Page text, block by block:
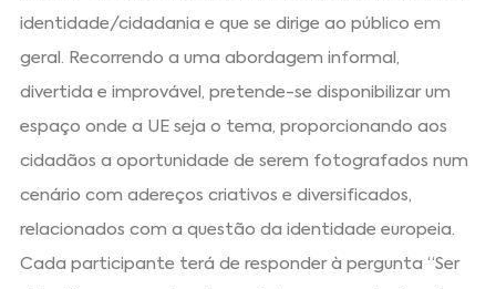
identidade/cidadania e que se dirige ao público em
geral. Recorrendo a uma abordagem informal,
divertida e improvável, pretende-se disponibilizar um
espaço onde a UE seja o tema, proporcionando aos
cidadãos a oportunidade de serem fotografados num
cenário com adereços criativos e diversificados,
relacionados com a questão da identidade europeia.
Cada participante terá de responder à pergunta “Ser